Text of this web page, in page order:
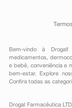
Bem-vindo à
medicamentos ,
e bebê, conveniênciae
bem-estar. Explore
Confira todas as
Drogal Farmacêutica